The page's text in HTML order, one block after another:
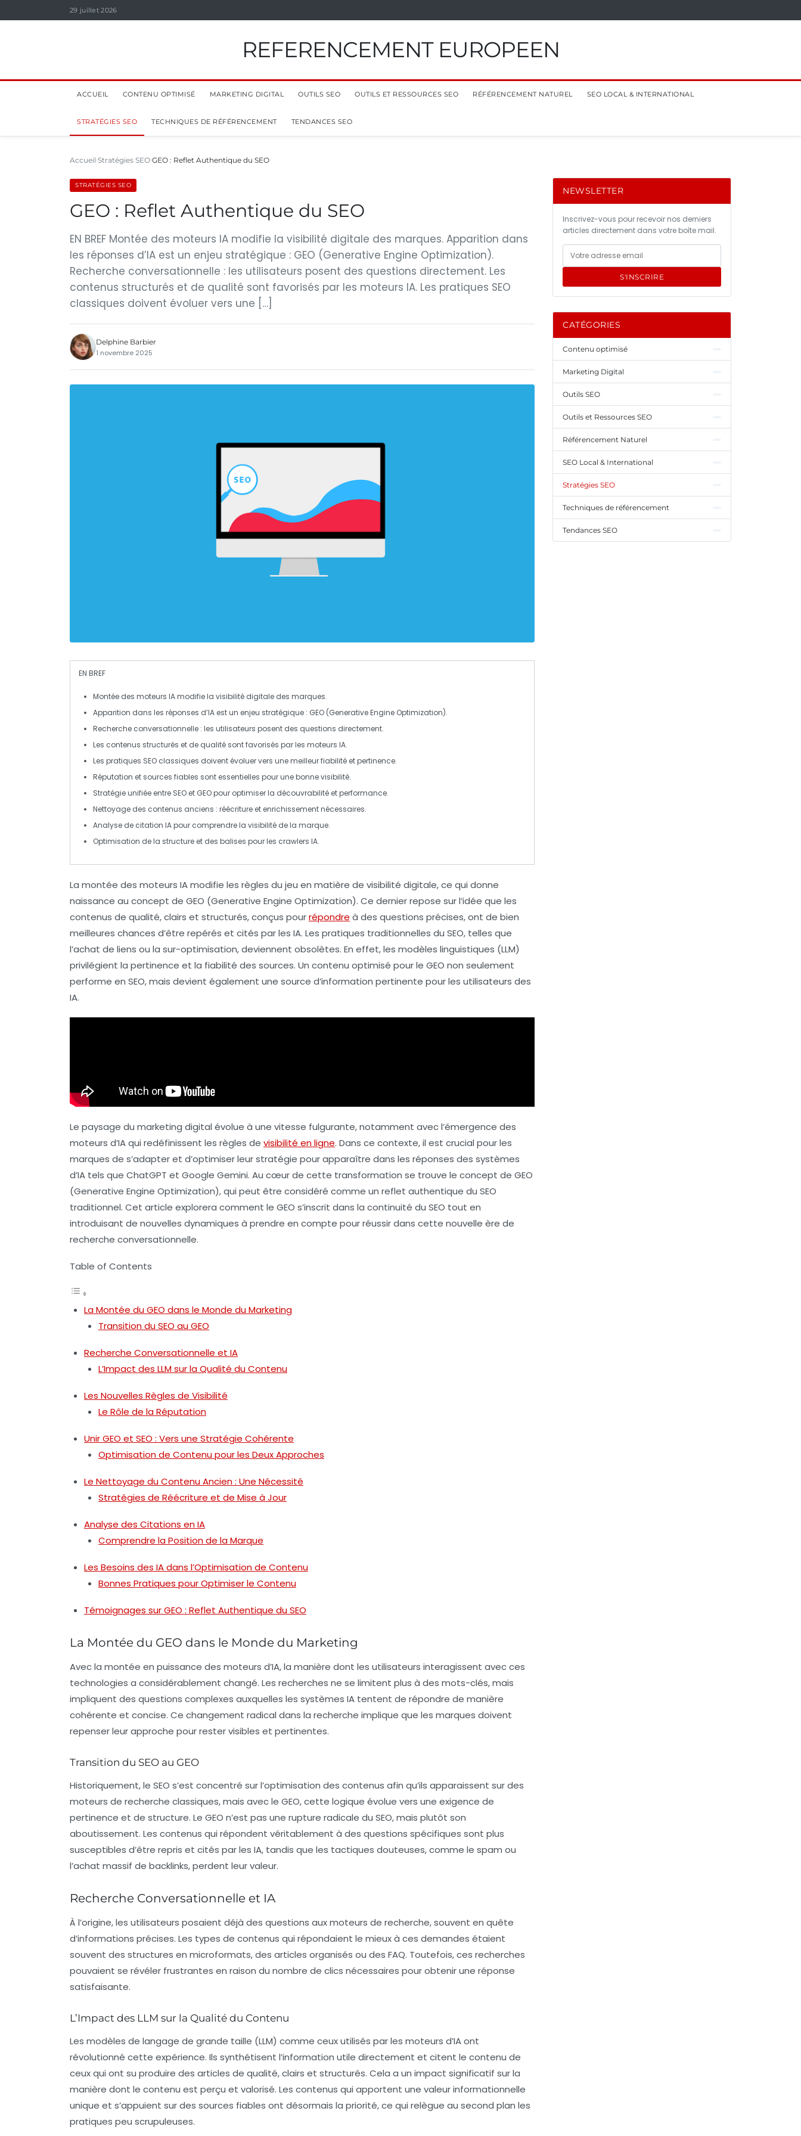
29 juillet 2026
REFERENCEMENT EUROPEEN
ACCUEIL CONTENU OPTIMISÉ MARKETING DIGITAL OUTILS SEO OUTILS ET RESSOURCES SEO RÉFÉRENCEMENT NATUREL SEO LOCAL & INTERNATIONAL
STRATÉGIES SEO TECHNIQUES DE RÉFÉRENCEMENT TENDANCES SEO
Accueil Stratégies SEO GEO : Reflet Authentique du SEO
STRATÉGIES SEO
GEO : Reflet Authentique du SEO
EN BREF Montée des moteurs IA modifie la visibilité digitale des marques. Apparition dans
les réponses d’IA est un enjeu stratégique : GEO (Generative Engine Optimization).
Recherche conversationnelle : les utilisateurs posent des questions directement. Les
contenus structurés et de qualité sont favorisés par les moteurs IA. Les pratiques SEO
classiques doivent évoluer vers une […]
Delphine Barbier
1 novembre 2025
EN BREF
Montée des moteurs IAmodifie la visibilité digitale des marques.
Apparition dans les réponses d’IA est un enjeu stratégique : GEO (Generative Engine Optimization).
Recherche conversationnelle : les utilisateurs posent des questions directement.
Les contenus structurés et de qualité sont favorisés par les moteurs IA.
Les pratiques SEO classiques doivent évoluer vers une meilleurfiabilité etpertinence.
Réputation et sources fiables sont essentielles pour une bonne visibilité.
Stratégie unifiée entre SEO et GEOpour optimiser la découvrabilité et performance.
Nettoyage des contenus anciens : réécriture et enrichissement nécessaires.
Analyse de citation IA pour comprendre la visibilité de la marque.
Optimisation de la structure et des balises pour les crawlers IA.
La montée des moteurs IA modifie les règles du jeu en matière de visibilité digitale, ce qui donne
naissance au concept de GEO (Generative Engine Optimization). Ce dernier repose sur l’idée que les
contenus de qualité,clairs et structurés, conçus pourrépondre à des questions précises, ont de bien
meilleures chances d’être repérés et cités par les IA. Les pratiques traditionnelles du SEO, telles que
l’achat de liens ou la sur-optimisation, deviennent obsolètes. En effet, les modèles linguistiques (LLM)
privilégient la pertinence et la fiabilité des sources. Un contenu optimisé pour le GEO non seulement
performe en SEO, mais devient également une source d’information pertinente pour les utilisateurs des
IA.
Le paysage du marketing digital évolue à une vitesse fulgurante, notamment avec l’émergence des
moteurs d’IA qui redéfinissent les règles de visibilité en ligne. Dans ce contexte, il est crucial pour les
marques de s’adapter et d’optimiser leur stratégie pour apparaître dans les réponses des systèmes
d’IA tels que ChatGPT et Google Gemini. Au cœur de cette transformation se trouve le concept de GEO
(Generative Engine Optimization), qui peut être considéré comme un reflet authentique du SEO
traditionnel. Cet article explorera comment le GEO s’inscrit dans la continuité du SEO tout en
introduisant de nouvelles dynamiques à prendre en compte pour réussir dans cette nouvelle ère de
recherche conversationnelle.
Table of Contents
La Montée du GEO dans le Monde du Marketing
Transition du SEO au GEO
Recherche Conversationnelle et IA
L’Impact des LLM sur la Qualité du Contenu
Les Nouvelles Règles de Visibilité
Le Rôle de la Réputation
Unir GEO et SEO : Vers une Stratégie Cohérente
Optimisation de Contenu pour les Deux Approches
Le Nettoyage du Contenu Ancien : Une Nécessité
Stratégies de Réécriture et de Mise à Jour
Analyse des Citations en IA
Comprendre la Position de la Marque
Les Besoins des IA dans l’Optimisation de Contenu
Bonnes Pratiques pour Optimiser le Contenu
Témoignages sur GEO : Reflet Authentique du SEO
La Montée du GEO dans le Monde du Marketing
Avec la montée en puissance des moteurs d’IA, la manière dont les utilisateurs interagissent avec ces
technologies a considérablement changé. Les recherches ne se limitent plus à des mots-clés, mais
impliquent des questions complexes auxquelles les systèmes IA tentent de répondre de manière
cohérente et concise. Ce changement radical dans la recherche implique que les marques doivent
repenser leur approche pour rester visibles et pertinentes.
Transition du SEO au GEO
Historiquement, le SEO s’est concentré sur l’optimisation des contenus afin qu’ils apparaissent sur des
moteurs de recherche classiques, mais avec le GEO, cette logique évolue vers une exigence de
pertinence et de structure. Le GEO n’est pas une rupture radicale du SEO, mais plutôt son
aboutissement. Les contenus qui répondent véritablement à des questions spécifiques sont plus
susceptibles d’être repris et cités par les IA, tandis que les tactiques douteuses, comme le spam ou
l’achat massif de backlinks, perdent leur valeur.
Recherche Conversationnelle et IA
À l’origine, les utilisateurs posaient déjà des questions aux moteurs de recherche, souvent en quête
d’informations précises. Les types de contenus qui répondaient le mieux à ces demandes étaient
souvent des structures en microformats, des articles organisés ou des FAQ. Toutefois, ces recherches
pouvaient se révéler frustrantes en raison du nombre de clics nécessaires pour obtenir une réponse
satisfaisante.
L’Impact des LLM sur la Qualité du Contenu
Les modèles de langage de grande taille (LLM) comme ceux utilisés par les moteurs d’IA ont
révolutionné cette expérience. Ils synthétisent l’information utile directement et citent le contenu de
ceux qui ont su produire des articles de qualité, clairs et structurés. Cela a un impact significatif sur la
manière dont le contenu est perçu et valorisé. Les contenus qui apportent une valeur informationnelle
unique et s’appuient sur des sources fiables ont désormais la priorité, ce qui relègue au second plan les
pratiques peu scrupuleuses.
NEWSLETTER
Inscrivez-vous pour recevoir nos derniers
articles directement dans votre boîte mail.
S'INSCRIRE
CATÉGORIES
Contenu optimisé
Marketing Digital
Outils SEO
Outils et Ressources SEO
Référencement Naturel
SEO Local & International
Stratégies SEO
Techniques de référencement
Tendances SEO